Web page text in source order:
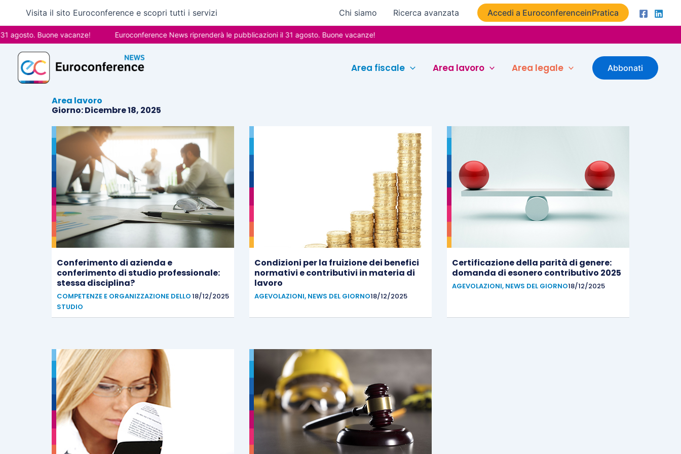
contenuto
Visita il sito Euroconference e scopri tutti i servizi Chi siamo Ricerca avanzata Accedi a EuroconferenceinPratica
Buone vacanze! Euroconference News riprenderà le pubblicazioni il 31 agosto. Buone vacanze!
Area fiscale Area lavoro Area legale Abbonati
Area lavoro
Giorno: Dicembre 18, 2025
Conferimento di azienda e
conferimento di studio professionale:
stessa disciplina?
COMPETENZE E ORGANIZZAZIONE DELLO
STUDIO
18/12/2025
Condizioni per la fruizione dei benefici
normativi e contributivi in materia di
lavoro
AGEVOLAZIONI, NEWS DEL GIORNO18/12/2025
Certificazione della parità di genere:
domanda di esonero contributivo 2025
AGEVOLAZIONI, NEWS DEL GIORNO18/12/2025